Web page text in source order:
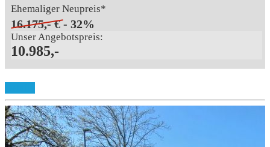
Ehemaliger Neupreis*
16.175,- € - 32%
Unser Angebotspreis:
10.985,-